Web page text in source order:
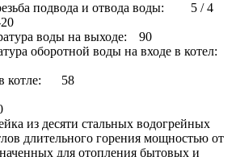
подвода и отвода воды:
5 / 4
воды на выходе:
90
оборотной воды на входе в котел:
котле:
58
из десяти стальных водогрейных
длительного горения мощностью от
для отопления бытовых и